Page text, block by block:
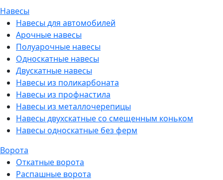
Навесы
Навесы для автомобилей
Арочные навесы
Полуарочные навесы
Односкатные навесы
Двускатные навесы
Навесы из поликарбоната
Навесы из профнастила
Навесы из металлочерепицы
Навесы двухскатные со смещенным коньком
Навесы односкатные без ферм
Ворота
Откатные ворота
Распашные ворота